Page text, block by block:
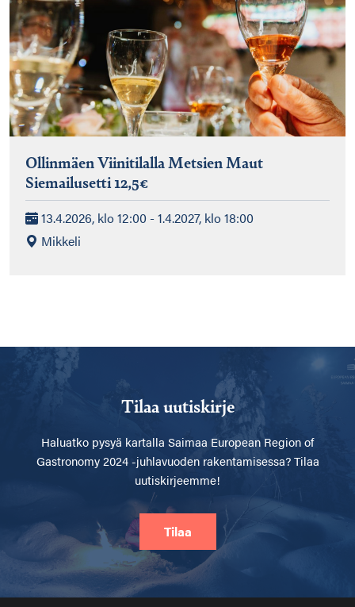
Ollinmäen Viinitilalla Metsien Maut
Siemailusetti 12,5€
13.4.2026, klo 12:00 - 1.4.2027, klo 18:00
Mikkeli
Tilaa uutiskirje
Haluatko pysyä kartalla Saimaa European Region of
Gastronomy 2024 -juhlavuoden rakentamisessa? Tilaa
uutiskirjeemme!
Tilaa